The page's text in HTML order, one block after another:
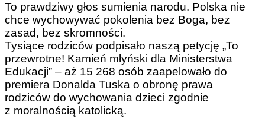
To prawdziwy głos sumienia narodu. Polska nie
chce wychowywać pokolenia bez Boga, bez
zasad, bez skromności.
Tysiące rodziców podpisało naszą petycję „To
przewrotne! Kamień młyński dla Ministerstwa
Edukacji” – aż 15 268 osób zaapelowało do
premiera Donalda Tuska o obronę prawa
rodziców do wychowania dzieci zgodnie
z moralnością katolicką.